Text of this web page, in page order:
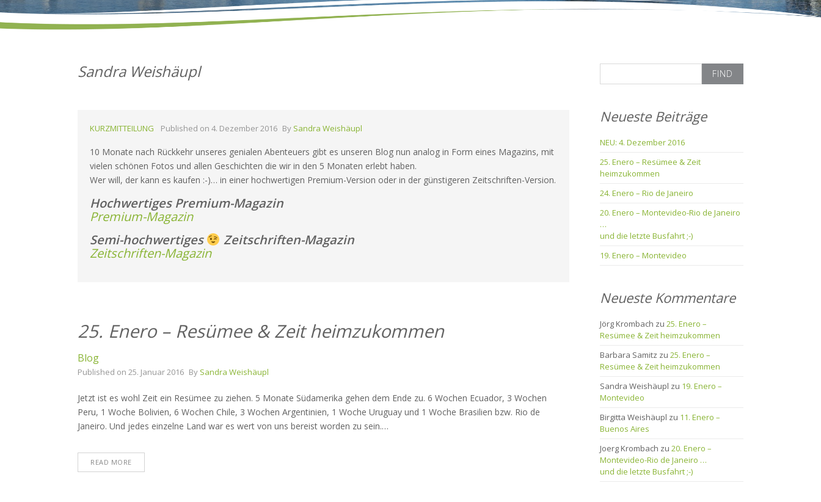
Sandra Weishäupl
FORMAT
KURZMITTEILUNG Published on 4. Dezember 2016 By Sandra Weishäupl
10 Monate nach Rückkehr unseres genialen Abenteuers gibt es unseren Blog nun analog in Form eines Magazins, mit
vielen schönen Fotos und allen Geschichten die wir in den 5 Monaten erlebt haben.
Wer will, der kann es kaufen :-)… in einer hochwertigen Premium-Version oder in der günstigeren Zeitschriften-Version.
Hochwertiges Premium-Magazin
Premium-Magazin
Semi-hochwertiges
Zeitschriften-Magazin
Zeitschriften-Magazin
25. Enero – Resümee & Zeit heimzukommen
Blog
Published on 25. Januar 2016 By Sandra Weishäupl
Jetzt ist es wohl Zeit ein Resümee zu ziehen. 5 Monate Südamerika gehen dem Ende zu. 6 Wochen Ecuador, 3 Wochen
Peru, 1 Woche Bolivien, 6 Wochen Chile, 3 Wochen Argentinien, 1 Woche Uruguay und 1 Woche Brasilien bzw. Rio de
Janeiro. Und jedes einzelne Land war es wert von uns bereist worden zu sein.…
READ MORE
for:
Neueste Beiträge
NEU: 4. Dezember 2016
25. Enero – Resümee & Zeit
heimzukommen
24. Enero – Rio de Janeiro
20. Enero – Montevideo-Rio de Janeiro
…
und die letzte Busfahrt ;-)
19. Enero – Montevideo
Neueste Kommentare
Jörg Krombach zu 25. Enero –
Resümee & Zeit heimzukommen
Barbara Samitz zu 25. Enero –
Resümee & Zeit heimzukommen
Sandra Weishäupl zu 19. Enero –
Montevideo
Birgitta Weishäupl zu 11. Enero –
Buenos Aires
Joerg Krombach zu 20. Enero –
Montevideo-Rio de Janeiro …
und die letzte Busfahrt ;-)